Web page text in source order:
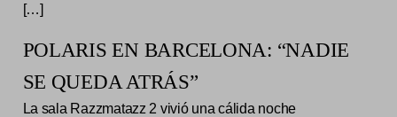
[…]
POLARIS EN BARCELONA: “NADIE
SE QUEDA ATRÁS”
La sala Razzmatazz 2 vivió una cálida noche